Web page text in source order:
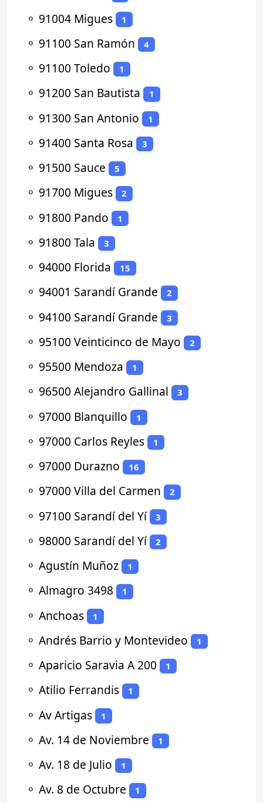
⚬ 91004 Migues 1
⚬ 91100 San Ramón 4
⚬ 91100 Toledo 1
⚬ 91200 San Bautista 1
⚬ 91300 San Antonio 1
⚬ 91400 Santa Rosa 3
⚬ 91500 Sauce 5
⚬ 91700 Migues 2
⚬ 91800 Pando 1
⚬ 91800 Tala 3
⚬ 94000 Florida 15
⚬ 94001 Sarandí Grande 2
⚬ 94100 Sarandí Grande 3
⚬ 95100 Veinticinco de Mayo 2
⚬ 95500 Mendoza 1
⚬ 96500 Alejandro Gallinal 3
⚬ 97000 Blanquillo 1
⚬ 97000 Carlos Reyles 1
⚬ 97000 Durazno 16
⚬ 97000 Villa del Carmen 2
⚬ 97100 Sarandí del Yí 3
⚬ 98000 Sarandí del Yí 2
⚬ Agustín Muñoz 1
⚬ Almagro 3498 1
⚬ Anchoas 1
⚬ Andrés Barrio y Montevideo 1
⚬ Aparicio Saravia A 200 1
⚬ Atilio Ferrandis 1
⚬ Av Artigas 1
⚬ Av. 14 de Noviembre 1
⚬ Av. 18 de Julio 1
⚬ Av. 8 de Octubre 1